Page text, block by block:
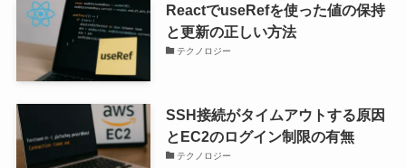
ReactでuseRefを使った値の保持
と更新の正しい方法
テクノロジー
SSH接続がタイムアウトする原因
とEC2のログイン制限の有無
テクノロジー